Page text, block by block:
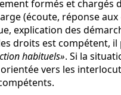
formés et chargés
(écoute, réponse
explication des
droits est compétent,
habituels». Si la
vers les